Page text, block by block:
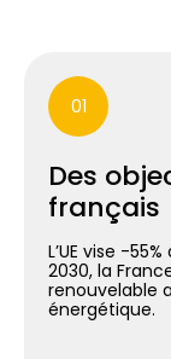
01
Des
français
L’UE vise -
2030, la
renouvelable
énergétique.